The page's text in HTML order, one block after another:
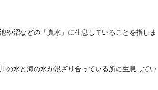
や沼などの「真水」に生息していることを指しま
の水と海の水が混ざり合っている所に生息してい